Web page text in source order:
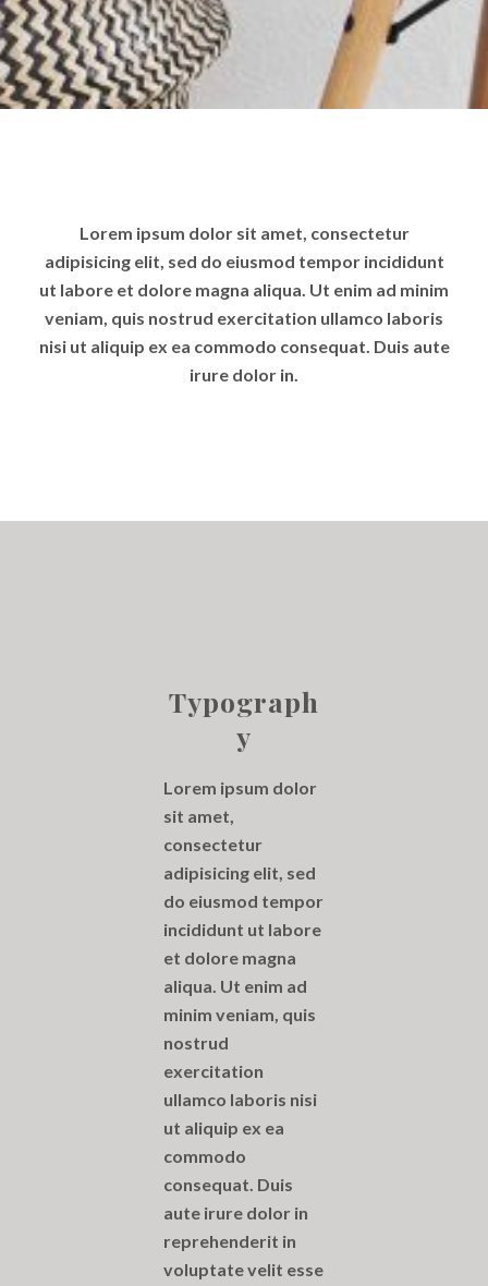
Lorem ipsum dolor sit amet, consectetur
adipisicing elit, sed do eiusmod tempor incididunt
ut labore et dolore magna aliqua. Ut enim ad minim
veniam, quis nostrud exercitation ullamco laboris
nisi ut aliquip ex ea commodo consequat. Duis aute
irure dolor in.
Typograph
Y
Lorem ipsum dolor
sit amet,
consectetur
adipisicing elit, sed
do eiusmod tempor
incididunt ut labore
et dolore magna
aliqua. Ut enim ad
minim veniam, quis
nostrud
exercitation
ullamco laboris nisi
ut aliquip ex ea
commodo
consequat. Duis
aute irure dolor in
reprehenderit in
voluptate velit esse